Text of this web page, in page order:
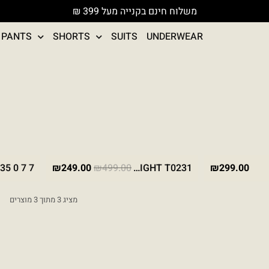
משלוח חינם בקנייה מעל 399 ₪
PANTS
SHORTS SUITS UNDERWEAR
₪299.00
מבצע
BLACK
STONE
LITTLE LIGHT T0231
₪499.00
המחיר המקורי היה: ₪499.00.
₪249.00
המחיר הנוכחי
7 7 0 T0235
מציג 3 מתוך 3 מוצרים